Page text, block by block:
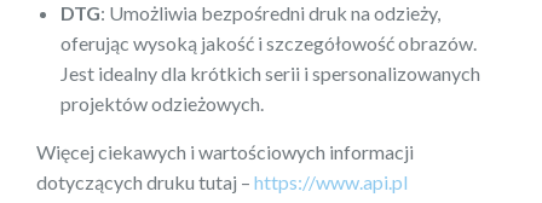
DTG: Umożliwia bezpośredni druk na odzieży,
oferując wysoką jakość i szczegółowość obrazów.
Jest idealny dla krótkich serii i spersonalizowanych
projektów odzieżowych.
Więcej ciekawych i wartościowych informacji
dotyczących druku tutaj – https://www.api.pl